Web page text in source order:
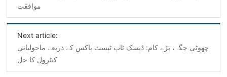
موافقت
Next article:
چھوٹی جگہ، بڑے کام: ڈیسک ٹاپ ٹیسٹ باکس کے ذریعے ماحولیاتی
کنٹرول کا حل